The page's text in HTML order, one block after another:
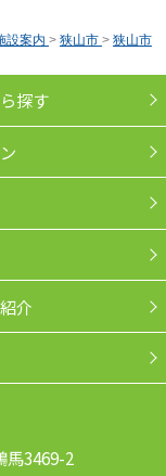
設案内 > 狭山市 > 狭山市
探す
介
馬3469-2